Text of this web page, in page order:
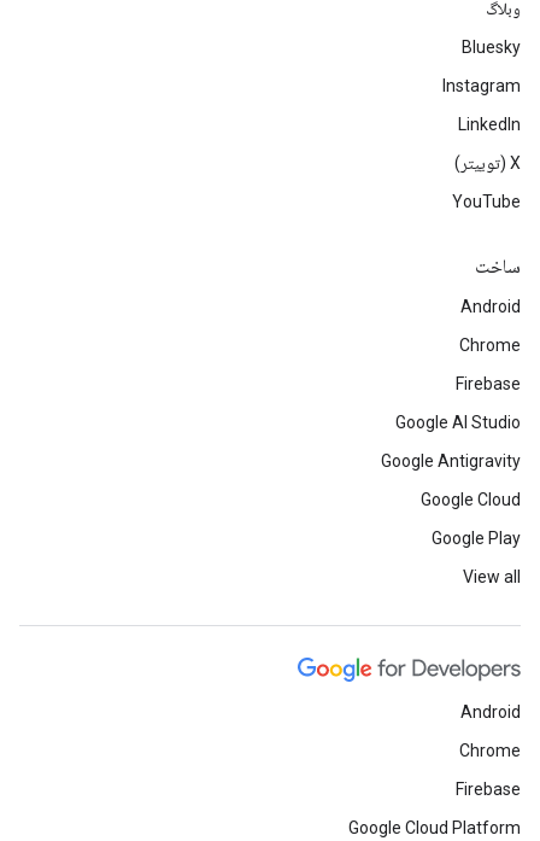
وبلاگ
Bluesky
Instagram
LinkedIn
‫X (توییتر)
YouTube
ساخت
Android
Chrome
Firebase
Google AI Studio
Google Antigravity
Google Cloud
Google Play
View all
Android
Chrome
Firebase
Google Cloud Platform